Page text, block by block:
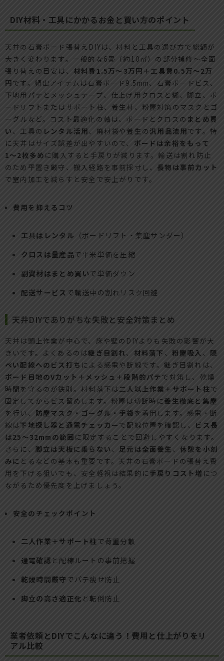
DIY材料・工具にかかるお金と買い方のポイント
天井の石膏ボード張替えDIYは、材料と工具の選び方で総額が
大きく変わります。一般的な6畳（約10㎡）の部分補修〜全面
張り替えの目安は、 材料費1.5万〜3万円＋工具費0.5万〜2万
円です。頻出アイテムは石膏ボード9.5mm、石膏ボードビス、
下地用パテとメッシュテープ、仕上げ用クロスと糊、脚立、ボ
ードリフトまたはサポート柱、養生材、粉塵対策のマスクとゴ
ーグルなど。コスト最適化の軸は、ボードとクロスの まとめ買
い 、工具の レンタル活用、廃材袋や養生の汎用品流用です。特
に天井はサイズ誤差が出やすいので、 ボードは余裕をもって
1〜2枚多め に購入すると手戻りが減ります。輸送は割れ防止
のため平置き厳守、搬入経路を事前採寸し、 長物は事前カット
で室内加工を減らすと安全で安上がりです。
費用を抑えるコツ
工具はレンタル （ボードリフト・集塵サンダー）
クロスは量産品で平米単価を圧縮
副資材はまとめ買いで単価ダウン
配送サービス で輸送中の割れリスク回避
天井DIYでありがちな失敗と安全対策まとめ
天井は頭上作業が中心で、床や壁のDIYよりも失敗の影響が大
きいです。よくあるのは継ぎ目割れ、 材料落下 、 粉塵吸入 、 隠
ぺい配線へのビス打ち による感電や断線です。継ぎ目割れは、
ボード目地のVカット＋メッシュ＋段階的パテで対策し、乾燥
時間を守るのが鉄則。材料落下は二人以上作業＋サポート柱で
固定してからビス留めします。粉塵は切断時に 養生徹底と集塵
を行い、 防塵マスク・ゴーグル・手袋 を着用します。感電・断
線は下地探し器と通電チェッカー で配線位置を確認し、 ビス長
は25〜32mmの範囲 に限定することで回避しやすくなります。
さらに、 脚立は天板に乗らない 、 足元は全面養生 、 休憩を小刻
みに とるなどの基本も重要です。天井の石膏ボードの張替え費
用を下げる狙いでも、安全軽視は結果的に 手戻りコスト増 につ
ながるため優先度を上げましょう。
安全のチェックポイント
二人作業＋サポート柱で荷重分散
通電確認 と配線ルートの事前把握
乾燥時間厳守 でパテ痩せ防止
脚立の高さ適正化 と転倒防止
業者依頼とDIYでこんなに違う！費用と仕上がりをリ
アル比較